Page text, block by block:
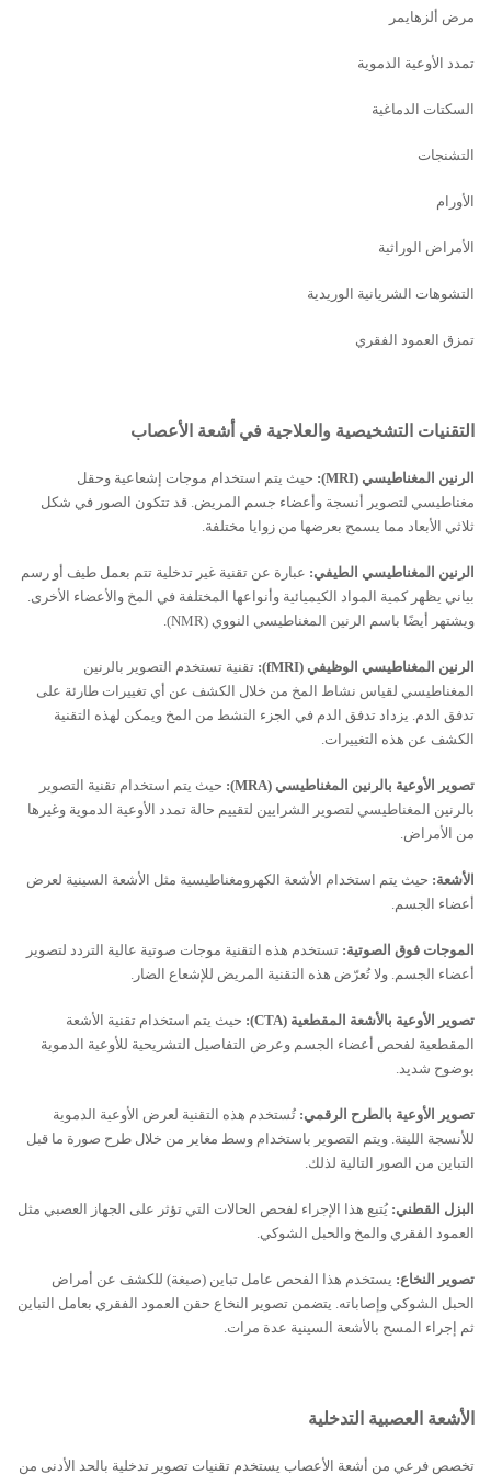
مرض ألزهايمر
تمدد الأوعية الدموية
السكتات الدماغية
التشنجات
الأورام
الأمراض الوراثية
التشوهات الشريانية الوريدية
تمزق العمود الفقري
التقنيات التشخيصية والعلاجية في أشعة الأعصاب
الرنين المغناطيسي (MRI
): حيث يتم استخدام موجات إشعاعية وحقل
مغناطيسي لتصوير أنسجة وأعضاء جسم المريض. قد تتكون الصور في شكل
ثلاثي الأبعاد مما يسمح بعرضها من زوايا مختلفة.
الرنين المغناطيسي الطيفي: عبارة عن تقنية غير تدخلية تتم بعمل طيف أو رسم
بياني يظهر كمية المواد الكيميائية وأنواعها المختلفة في المخ والأعضاء الأخرى.
ويشتهر أيضًا باسم الرنين المغناطيسي النووي (NMR
).
الرنين المغناطيسي الوظيفي (fMRI
): تقنية تستخدم التصوير بالرنين
المغناطيسي لقياس نشاط المخ من خلال الكشف عن أي تغييرات طارئة على
تدفق الدم. يزداد تدفق الدم في الجزء النشط من المخ ويمكن لهذه التقنية
الكشف عن هذه التغييرات.
تصوير الأوعية بالرنين المغناطيسي (MRA
): حيث يتم استخدام تقنية التصوير
بالرنين المغناطيسي لتصوير الشرايين لتقييم حالة تمدد الأوعية الدموية وغيرها
من الأمراض.
الأشعة: حيث يتم استخدام الأشعة الكهرومغناطيسية مثل الأشعة السينية لعرض
أعضاء الجسم.
الموجات فوق الصوتية: تستخدم هذه التقنية موجات صوتية عالية التردد لتصوير
أعضاء الجسم. ولا تُعرّض هذه التقنية المريض للإشعاع الضار.
تصوير الأوعية بالأشعة المقطعية (CTA
): حيث يتم استخدام تقنية الأشعة
المقطعية لفحص أعضاء الجسم وعرض التفاصيل التشريحية للأوعية الدموية
بوضوح شديد.
تصوير الأوعية بالطرح الرقمي: تُستخدم هذه التقنية لعرض الأوعية الدموية
للأنسجة اللينة. ويتم التصوير باستخدام وسط مغاير من خلال طرح صورة ما قبل
التباين من الصور التالية لذلك.
البزل القطني: يُتبع هذا الإجراء لفحص الحالات التي تؤثر على الجهاز العصبي مثل
العمود الفقري والمخ والحبل الشوكي.
تصوير النخاع: يستخدم هذا الفحص عامل تباين (صبغة) للكشف عن أمراض
الحبل الشوكي وإصاباته. يتضمن تصوير النخاع حقن العمود الفقري بعامل التباين
ثم إجراء المسح بالأشعة السينية عدة مرات.
الأشعة العصبية التدخلية
تخصص فرعي من أشعة الأعصاب يستخدم تقنيات تصوير تدخلية بالحد الأدنى من